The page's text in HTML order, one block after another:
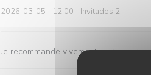
2026-03-05 - 12:00 - Invitados 2
Je recommande vivement ce restaurant